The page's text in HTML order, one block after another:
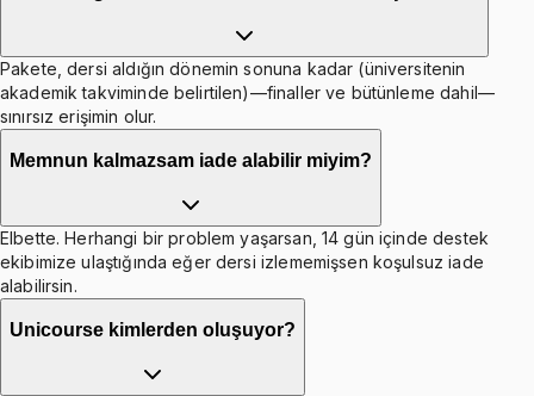
Pakete, dersi aldığın dönemin sonuna kadar (üniversitenin
akademik takviminde belirtilen)—finaller ve bütünleme dahil—
sınırsız erişimin olur.
Memnun kalmazsam iade alabilir miyim?
Elbette. Herhangi bir problem yaşarsan, 14 gün içinde destek
ekibimize ulaştığında eğer dersi izlememişsen koşulsuz iade
alabilirsin.
Unicourse kimlerden oluşuyor?